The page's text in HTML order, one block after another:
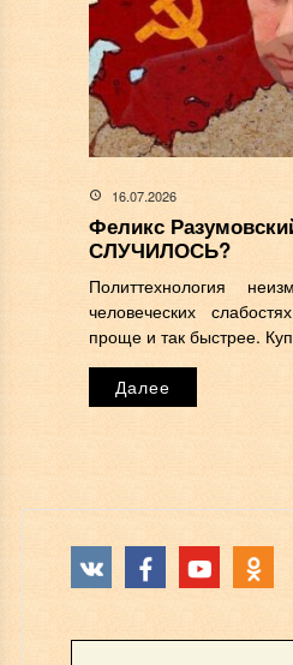
16.07.2026
Феликс
СЛУЧИЛОСЬ?
Политтехнология
человеческих
проще и так быстрее.
Далее